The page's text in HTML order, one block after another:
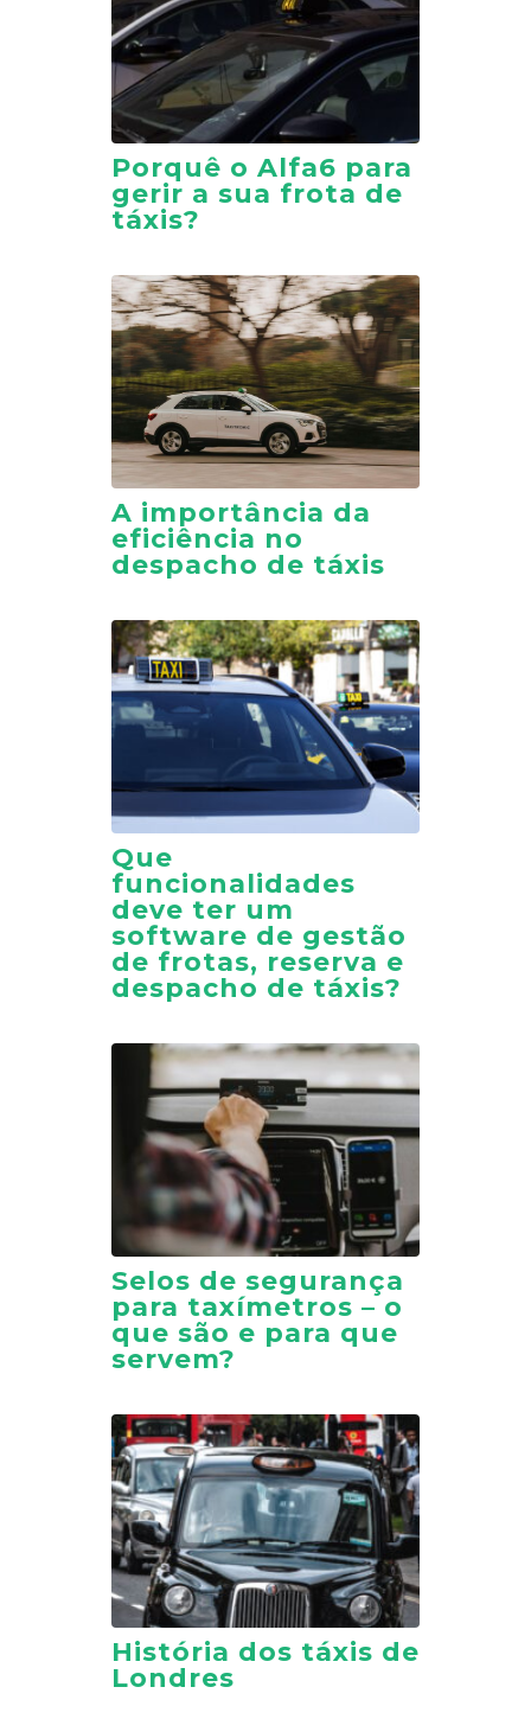
Porquê o Alfa6 para
gerir a sua frota de
táxis?
A importância da
eficiência no
despacho de táxis
Que
funcionalidades
deve ter um
software de gestão
de frotas, reserva e
despacho de táxis?
Selos de segurança
para taxímetros – o
que são e para que
servem?
História dos táxis de
Londres